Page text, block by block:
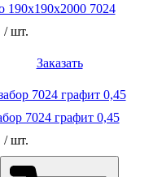
190х190х2000 7024
/ шт.
Заказать
7024 графит 0,45
/ шт.